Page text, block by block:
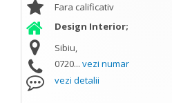
Fara calificativ
Design Interior;
Sibiu,
0720... vezi numar
vezi detalii